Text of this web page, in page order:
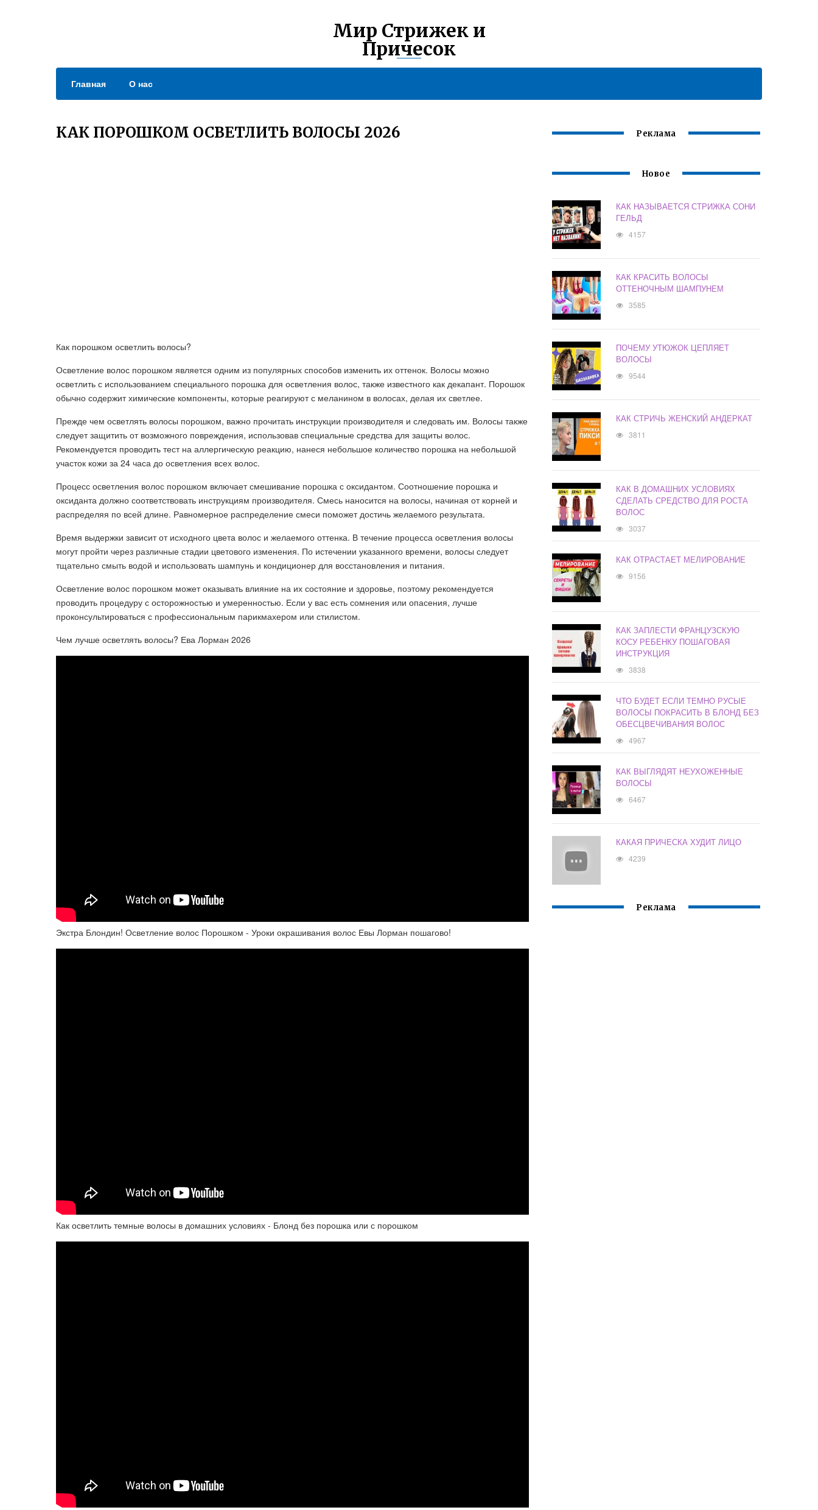
Мир Стрижек и
Причесок
Главная О нас
КАК ПОРОШКОМ ОСВЕТЛИТЬ ВОЛОСЫ 2026
Как порошком осветлить волосы?
Осветление волос порошком является одним из популярных способов изменить их оттенок. Волосы можно
осветлить с использованием специального порошка для осветления волос, также известного как декапант. Порошок
обычно содержит химические компоненты, которые реагируют с меланином в волосах, делая их светлее.
Прежде чем осветлять волосы порошком, важно прочитать инструкции производителя и следовать им. Волосы также
следует защитить от возможного повреждения, использовав специальные средства для защиты волос.
Рекомендуется проводить тест на аллергическую реакцию, нанеся небольшое количество порошка на небольшой
участок кожи за 24 часа до осветления всех волос.
Процесс осветления волос порошком включает смешивание порошка с оксидантом. Соотношение порошка и
оксиданта должно соответствовать инструкциям производителя. Смесь наносится на волосы, начиная от корней и
распределяя по всей длине. Равномерное распределение смеси поможет достичь желаемого результата.
Время выдержки зависит от исходного цвета волос и желаемого оттенка. В течение процесса осветления волосы
могут пройти через различные стадии цветового изменения. По истечении указанного времени, волосы следует
тщательно смыть водой и использовать шампунь и кондиционер для восстановления и питания.
Осветление волос порошком может оказывать влияние на их состояние и здоровье, поэтому рекомендуется
проводить процедуру с осторожностью и умеренностью. Если у вас есть сомнения или опасения, лучше
проконсультироваться с профессиональным парикмахером или стилистом.
Чем лучше осветлять волосы? Ева Лорман 2026
Экстра Блондин! Осветление волос Порошком - Уроки окрашивания волос Евы Лорман пошагово!
Как осветлить темные волосы в домашних условиях - Блонд без порошка или с порошком
Реклама
Новое
КАК НАЗЫВАЕТСЯ СТРИЖКА СОНИ
ГЕЛЬД
4157
КАК КРАСИТЬ ВОЛОСЫ
ОТТЕНОЧНЫМ ШАМПУНЕМ
3585
ПОЧЕМУ УТЮЖОК ЦЕПЛЯЕТ
ВОЛОСЫ
9544
КАК СТРИЧЬ ЖЕНСКИЙ АНДЕРКАТ
3811
КАК В ДОМАШНИХ УСЛОВИЯХ
СДЕЛАТЬ СРЕДСТВО ДЛЯ РОСТА
ВОЛОС
3037
КАК ОТРАСТАЕТ МЕЛИРОВАНИЕ
9156
КАК ЗАПЛЕСТИ ФРАНЦУЗСКУЮ
КОСУ РЕБЕНКУ ПОШАГОВАЯ
ИНСТРУКЦИЯ
3838
ЧТО БУДЕТ ЕСЛИ ТЕМНО РУСЫЕ
ВОЛОСЫ ПОКРАСИТЬ В БЛОНД БЕЗ
ОБЕСЦВЕЧИВАНИЯ ВОЛОС
4967
КАК ВЫГЛЯДЯТ НЕУХОЖЕННЫЕ
ВОЛОСЫ
6467
КАКАЯ ПРИЧЕСКА ХУДИТ ЛИЦО
4239
Реклама